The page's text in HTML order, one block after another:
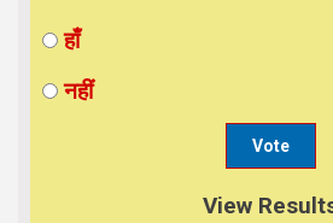
हाँ
नहीं
View